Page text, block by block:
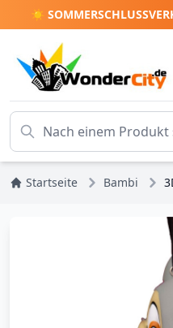
☀️
Startseite Bambi